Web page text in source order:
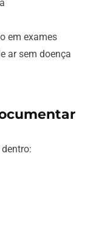
em exames
ar sem doença